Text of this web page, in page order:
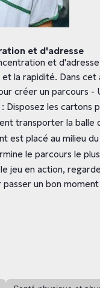
et d'adresse
et
la rapidité. Dans
créer un parcours -
: Disposez les cartons
transporter la balle
est placé au milieu
le parcours le
jeu en action,
un bon